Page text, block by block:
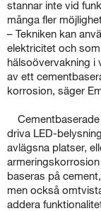
stannar inte vid
många fler
– Tekniken kan
elektricitet och
hälsoövervakning i
av ett
korrosion, säger
driva LED-
avlägsna platser,
baseras på
men också
addera